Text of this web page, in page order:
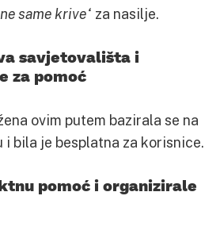
same krive“ za nasilje.
savjetovališta i
za pomoć
ovim putem bazirala se na
bila je besplatna za korisnice.
pomoć i organizirale